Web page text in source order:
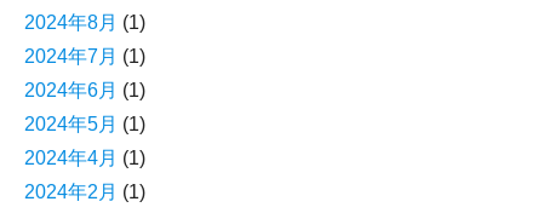
2024年8月 (1)
2024年7月 (1)
2024年6月 (1)
2024年5月 (1)
2024年4月 (1)
2024年2月 (1)